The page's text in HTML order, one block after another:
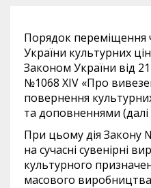
Порядок переміщення
України культурних
Законом України від
№1068 ХІV «Про
повернення
та доповненнями
При цьому дія Закону
на сучасні сувенірні
культурного
масового